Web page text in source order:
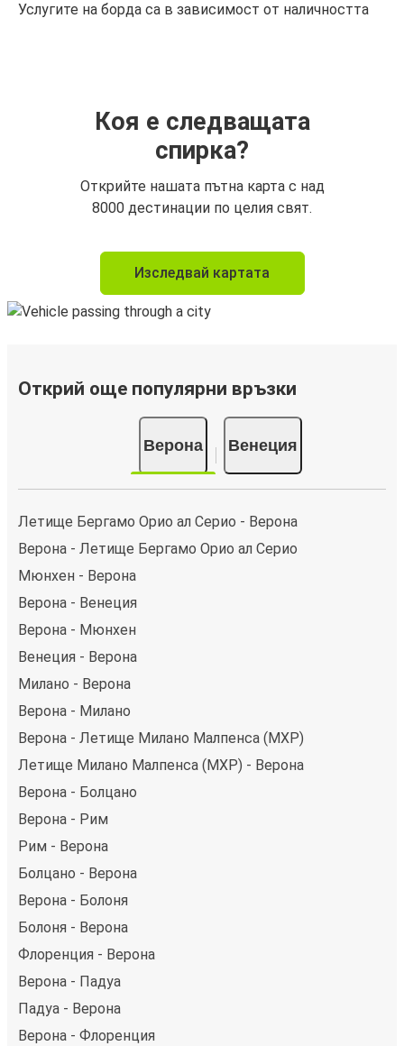
Услугите на борда са в зависимост от наличността
Коя е следващата
спирка?
Открийте нашата пътна карта с над
8000 дестинации по целия свят.
Изследвай картата
Открий още популярни връзки
Верона Венеция
Летище Бергамо Орио ал Серио - Верона
Верона - Летище Бергамо Орио ал Серио
Мюнхен - Верона
Верона - Венеция
Верона - Мюнхен
Венеция - Верона
Милано - Верона
Верона - Милано
Верона - Летище Милано Малпенса (MXP)
Летище Милано Малпенса (MXP) - Верона
Верона - Болцано
Верона - Рим
Рим - Верона
Болцано - Верона
Верона - Болоня
Болоня - Верона
Флоренция - Верона
Верона - Падуа
Падуа - Верона
Верона - Флоренция